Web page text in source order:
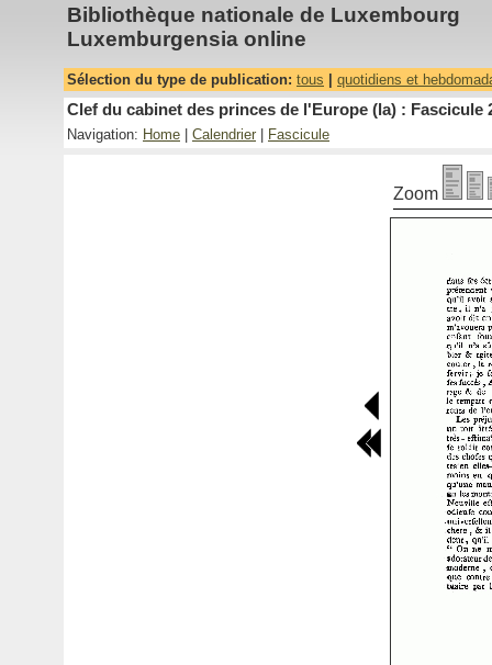
Bibliothèque nationale de Luxembourg
Luxemburgensia online
Sélection du type de publication: tous quotidiens et
Clef du cabinet des princes de l'Europe (la) : Fascicule
Navigation: Home Calendrier Fascicule
Zoom